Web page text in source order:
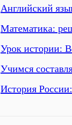
Английский
Математика:
Урок истории:
Учимся
История